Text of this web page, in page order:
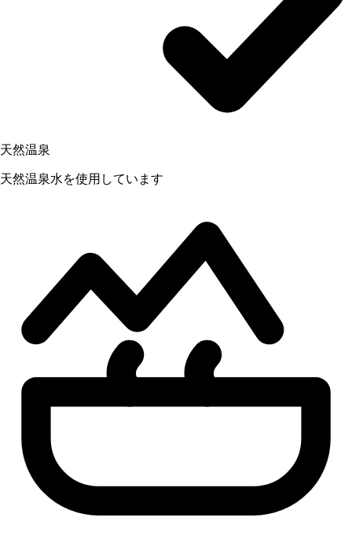
天然温泉
天然温泉水を使用しています